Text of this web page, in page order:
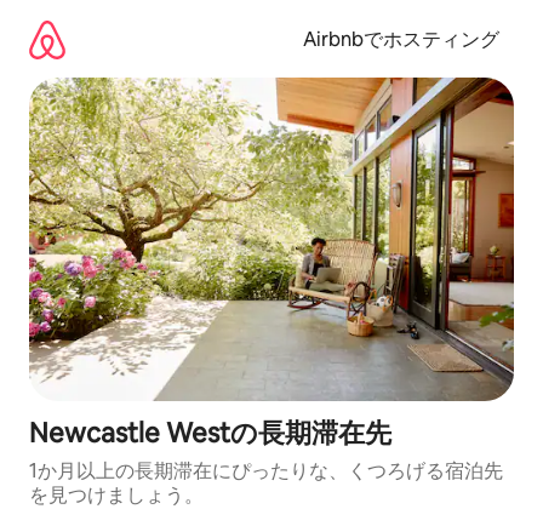
Airbnbでホスティング
Newcastle Westの長期滞在先
1か月以上の長期滞在にぴったりな、くつろげる宿泊先
を見つけましょう。